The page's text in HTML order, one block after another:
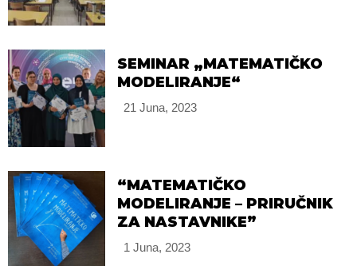
SEMINAR „MATEMATIČKO
MODELIRANJE“
21 Juna, 2023
“MATEMATIČKO
MODELIRANJE – PRIRUČNIK
ZA NASTAVNIKE”
1 Juna, 2023